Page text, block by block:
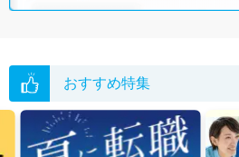
ご希望条件がまだ定まっていない方は人気
い。
おすすめ特集